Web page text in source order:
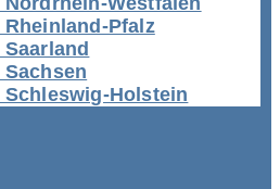
Rheinland-Pfalz
Saarland
Sachsen
Schleswig-Holstein